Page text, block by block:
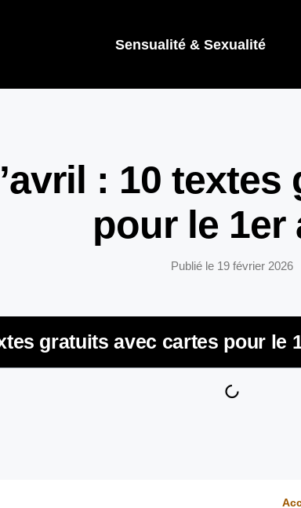
Sensualité & Sexualité
: 10
pour le 1er
Publié le 19 février 2026
gratuits avec cartes pour le